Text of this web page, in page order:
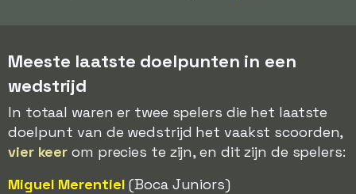
Meeste laatste doelpunten in een
wedstrijd
In totaal waren er twee spelers die het laatste
doelpunt van de wedstrijd het vaakst scoorden,
vier keer om precies te zijn, en dit zijn de spelers:
Miguel Merentiel (Boca Juniors)